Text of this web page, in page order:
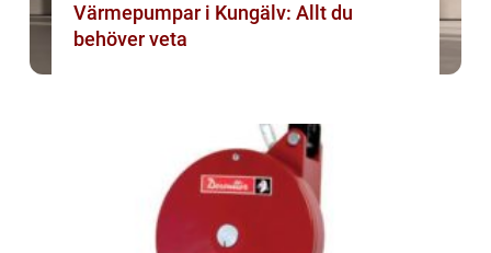
Värmepumpar i Kungälv: Allt du
behöver veta